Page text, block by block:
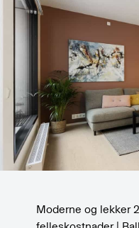
Moderne og lekker